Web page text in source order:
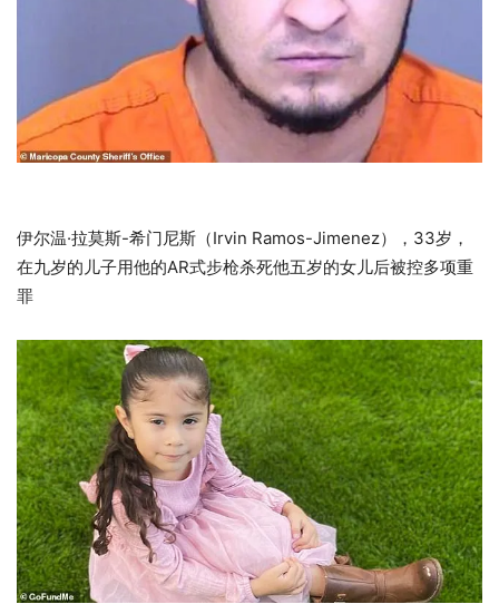
伊尔温·拉莫斯-希门尼斯（Irvin Ramos-Jimenez），33岁，
在九岁的儿子用他的AR式步枪杀死他五岁的女儿后被控多项重
罪